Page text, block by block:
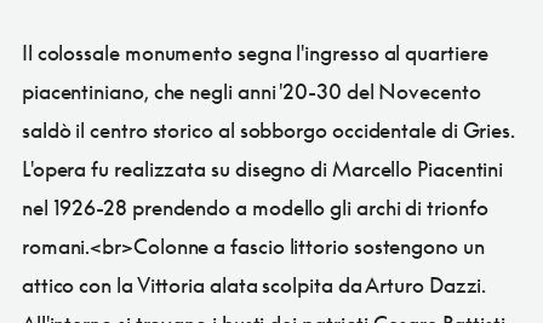
Il colossale monumento segna l'ingresso al quartiere
piacentiniano, che negli anni '20-30 del Novecento
saldò il centro storico al sobborgo occidentale di Gries.
L'opera fu realizzata su disegno di Marcello Piacentini
nel 1926-28 prendendo a modello gli archi di trionfo
romani.<br>Colonne a fascio littorio sostengono un
attico con la Vittoria alata scolpita da Arturo Dazzi.